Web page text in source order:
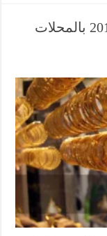
أسعار الذهب اليوم الاحد 15-04-2018 بالمحلات